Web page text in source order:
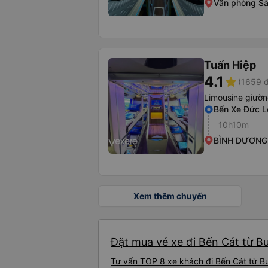
Văn phòng Sài
Tuấn Hiệp
4.1 star (1659
Limousine
Bến Xe Đức
10h10m
BÌNH
Xem thêm chuyến
Đặt mua vé xe đi Bến Cát từ
Tư vấn TOP 8 xe khách đi Bến Cát từ